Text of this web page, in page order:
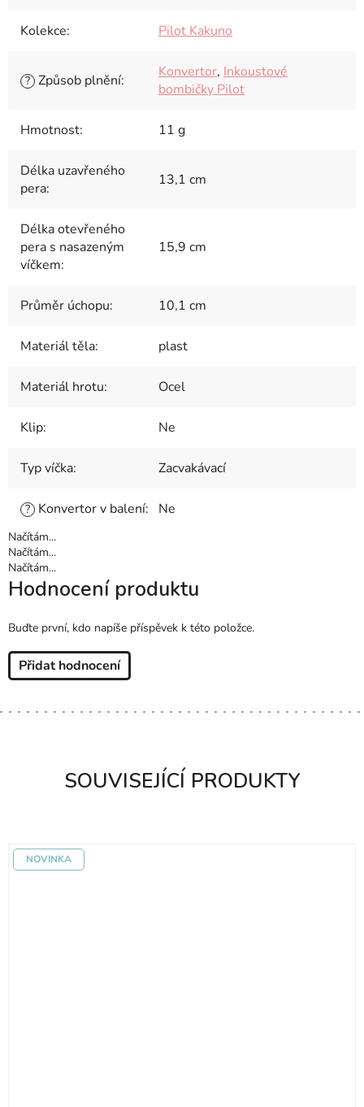
SOUVISEJÍCÍ PRODUKTY
NOVINKA
Kolekce: Pilot Kakuno
? Způsob plnění: Konvertor, Inkoustové
bombičky Pilot
Hmotnost: 11 g
Délka uzavřeného
pera: 13,1 cm
Délka otevřeného
pera s nasazeným
víčkem:
15,9 cm
Průměr úchopu: 10,1 cm
Materiál těla: plast
Materiál hrotu: Ocel
Klip: Ne
Typ víčka: Zacvakávací
? Konvertor v balení: Ne
Načítám...
Načítám...
Načítám...
Hodnocení produktu
Buďte první, kdo napíše příspěvek k této položce.
Přidat hodnocení